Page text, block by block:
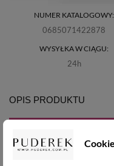
NUMER KATALOGOWY:
0685071422878
WYSYŁKA W CIĄGU:
24h
OPIS PRODUKTU
DOSTAWA I PŁATNOŚĆ